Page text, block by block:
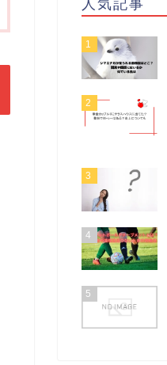
人気記事
1
2
3
4
5